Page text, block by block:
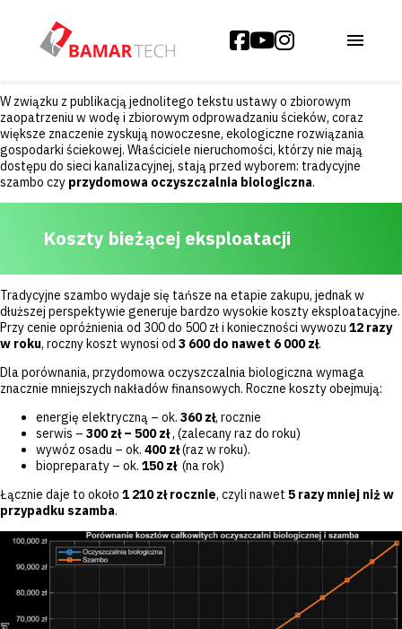
W związku z publikacją jednolitego tekstu ustawy o zbiorowym
zaopatrzeniu w wodę i zbiorowym odprowadzaniu ścieków, coraz
większe znaczenie zyskują nowoczesne, ekologiczne rozwiązania
gospodarki ściekowej. Właściciele nieruchomości, którzy nie mają
dostępu do sieci kanalizacyjnej, stają przed wyborem: tradycyjne
szambo czy przydomowa oczyszczalnia biologiczna.
Koszty bieżącej eksploatacji
Tradycyjne szambo wydaje się tańsze na etapie zakupu, jednak w
dłuższej perspektywie generuje bardzo wysokie koszty eksploatacyjne.
Przy cenie opróżnienia od 300 do 500 zł i konieczności wywozu 12 razy
w roku, roczny koszt wynosi od 3 600 do nawet 6 000 zł.
Dla porównania, przydomowa oczyszczalnia biologiczna wymaga
znacznie mniejszych nakładów finansowych. Roczne koszty obejmują:
energię elektryczną – ok. 360 zł, rocznie
serwis – 300 zł – 500 zł, (zalecany raz do roku)
wywóz osadu – ok. 400 zł(raz w roku).
biopreparaty – ok. 150 zł (na rok)
Łącznie daje to około 1 210 zł rocznie, czyli nawet 5 razy mniej niż w
przypadku szamba.